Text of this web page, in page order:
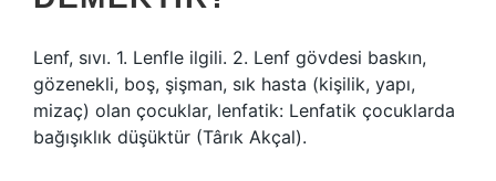
Lenf, sıvı. 1. Lenfle ilgili. 2. Lenf gövdesi baskın,
gözenekli, boş, şişman, sık hasta (kişilik, yapı,
mizaç) olan çocuklar, lenfatik: Lenfatik çocuklarda
bağışıklık düşüktür (Târık Akçal).